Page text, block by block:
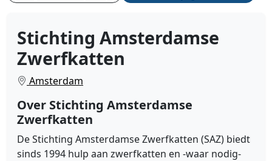
Stichting Amsterdamse
Zwerfkatten
Amsterdam
Over Stichting Amsterdamse
Zwerfkatten
De Stichting Amsterdamse Zwerfkatten (SAZ) biedt
sinds 1994 hulp aan zwerfkatten en -waar nodig-